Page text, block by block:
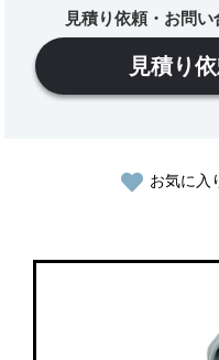
見積り依頼・お問
見積り
お気に入